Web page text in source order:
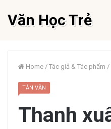
Văn Học Trẻ
Home / Tác giả & Tác phẩm /
TẢN VĂN
Thanh